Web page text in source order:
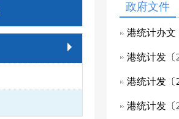
政府文件
港统计办文
港统计发〔
港统计发〔
港统计发〔